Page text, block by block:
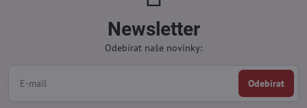
Newsletter
Odebírat naše novinky:
Odebírat